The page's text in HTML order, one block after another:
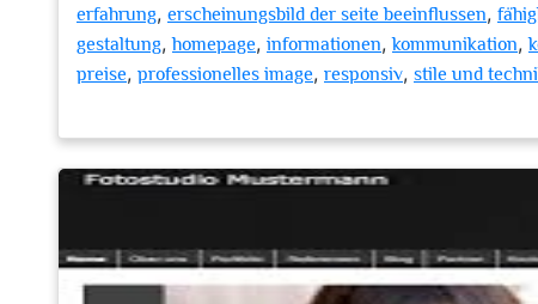
erfahrung, erscheinungsbild der seite beeinflussen,
gestaltung,homepage, informationen,kommunikation,
preise, professionelles image, responsiv, stile und
der
Tipps
für